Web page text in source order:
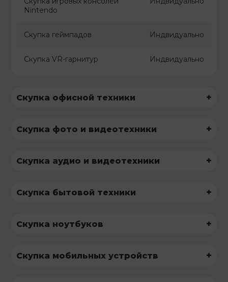
Nintendo
Скупка геймпадов Индвидуально
Скупка VR-гарнитур Индвидуально
Скупка офисной техники +
Скупка фото и видеотехники +
Скупка аудио и видеотехники +
Скупка бытовой техники +
Скупка ноутбуков +
Скупка мобильных устройств +